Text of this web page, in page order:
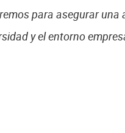
para asegurar
y el entorno